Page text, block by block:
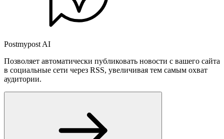
Postmypost AI
Позволяет автоматически публиковать новости с вашего сайта
в социальные сети через RSS, увеличивая тем самым охват
аудитории.